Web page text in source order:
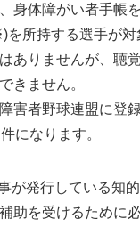
身体障がい者手帳
所持する選手が対
ありませんが、聴
きません。
害者野球連盟に登
になります。
が発行している知
助を受けるために